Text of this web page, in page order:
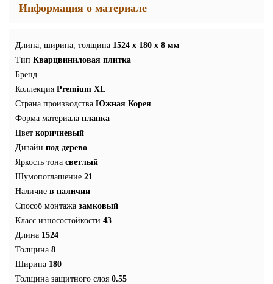
Информация о материале
Длина, ширина, толщина 1524 x 180 x 8 мм
Тип Кварцвиниловая плитка
Бренд
Коллекция Premium XL
Страна производства Южная Корея
Форма материала планка
Цвет коричневый
Дизайн под дерево
Яркость тона светлый
Шумопоглашение 21
Наличие в наличии
Способ монтажа замковый
Класс износостойкости 43
Длина 1524
Толщина 8
Ширина 180
Толщина защитного слоя 0.55